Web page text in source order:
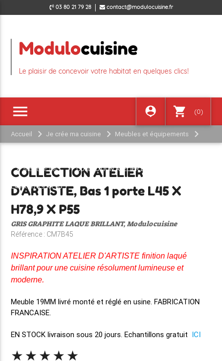
03 80 21 79 28 contact@modulocuisine.fr
Modulocuisine
Le plaisir de concevoir votre habitat en quelques clics!
person_pin shopping_cart (0)
menu
Accueil Je crée ma cuisine Meubles et équipements
MEUBLE BAS COLLECTION ATELIER D'ARTISTE, Bas 1 porte
L45 X H78,9 X P55
COLLECTION ATELIER
D'ARTISTE, Bas 1 porte L45 X
H78,9 X P55
GRIS GRAPHITE LAQUE BRILLANT, Modulocuisine
Référence : CM7B45
INSPIRATION ATELIER D'ARTISTE finition laqué
brillant pour une cuisine résolument lumineuse et
moderne.
Meuble 19MMlivré monté et réglé en usine. FABRICATION
FRANCAISE.
EN STOCK livraison sous 20 jours. Echantillons gratuit ICI